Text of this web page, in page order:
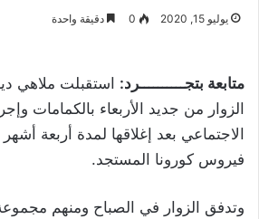
يوليو 15, 2020 0 دقيقة واحدة
متابعة بتجــــــــــرد: استقبلت ملاهي
الزوار من جديد الأربعاء بالكمامات
الاجتماعي بعد إغلاقها لمدة أربعة
فيروس كورونا المستجد.
وتدفق الزوار في الصباح ومنهم